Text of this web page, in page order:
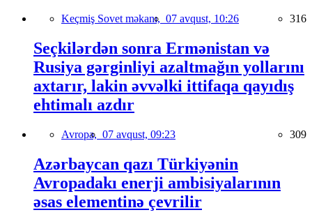
Keçmiş Sovet məkanı, 07 avqust, 10:26 316
Seçkilərdən sonra Ermənistan və
Rusiya gərginliyi azaltmağın yollarını
axtarır, lakin əvvəlki ittifaqa qayıdış
ehtimalı azdır
Avropa, 07 avqust, 09:23 309
Azərbaycan qazı Türkiyənin
Avropadakı enerji ambisiyalarının
əsas elementinə çevrilir